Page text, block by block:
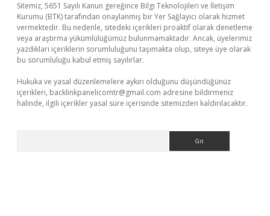
Sitemiz, 5651 Sayılı Kanun gereğince Bilgi Teknolojileri ve İletişim
Kurumu (BTK) tarafından onaylanmış bir Yer Sağlayıcı olarak hizmet
vermektedir. Bu nedenle, sitedeki içerikleri proaktif olarak denetleme
veya araştırma yükümlülüğümüz bulunmamaktadır. Ancak, üyelerimiz
yazdıkları içeriklerin sorumluluğunu taşımakta olup, siteye üye olarak
bu sorumluluğu kabul etmiş sayılırlar.
Hukuka ve yasal düzenlemelere aykırı olduğunu düşündüğünüz
içerikleri, backlinkpanelicomtr@gmail.com adresine bildirmeniz
halinde, ilgili içerikler yasal süre içerisinde sitemizden kaldırılacaktır.